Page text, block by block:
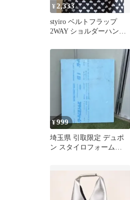
¥2,333
styiro ベルトフラップ
2WAY ショルダーハンド
¥999
埼玉県 引取限定 デュポ
ン スタイロフォーム